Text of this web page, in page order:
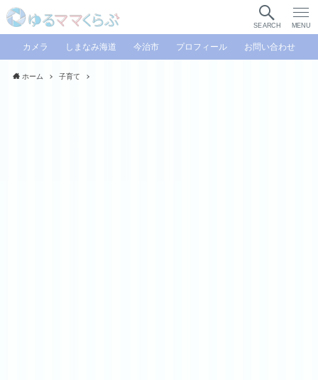
SEARCH MENU
カメラ しまなみ海道 今治市 プロフィール お問い合わせ
ホーム 子育て